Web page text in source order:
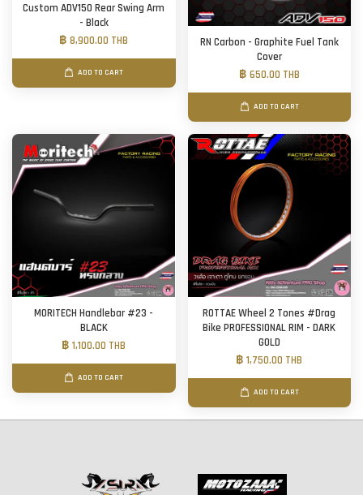
Custom ADV150 Rear Swing Arm
- Black
฿ 8,900.00 THB
ADD TO CART
RN Carbon - Graphite Fuel Tank
Cover
฿ 650.00 THB
ADD TO CART
MORITECH Handlebar #23 -
BLACK
฿ 1,100.00 THB
ADD TO CART
ROTTAE Wheel 2 Tones #Drag
Bike PROFESSIONAL RIM - DARK
GOLD
฿ 1,750.00 THB
ADD TO CART